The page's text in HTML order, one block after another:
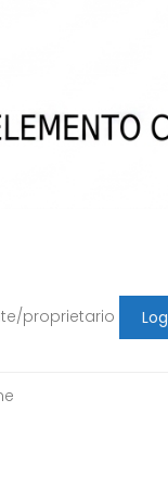
proprietario